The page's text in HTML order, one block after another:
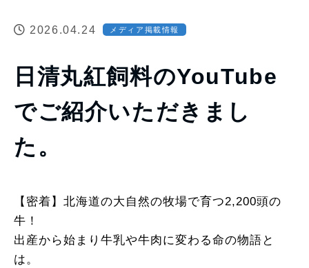
2026.04.24 メディア掲載情報
日清丸紅飼料のYouTube
でご紹介いただきまし
た。
【密着】北海道の大自然の牧場で育つ2,200頭の
牛！
出産から始まり牛乳や牛肉に変わる命の物語と
は。